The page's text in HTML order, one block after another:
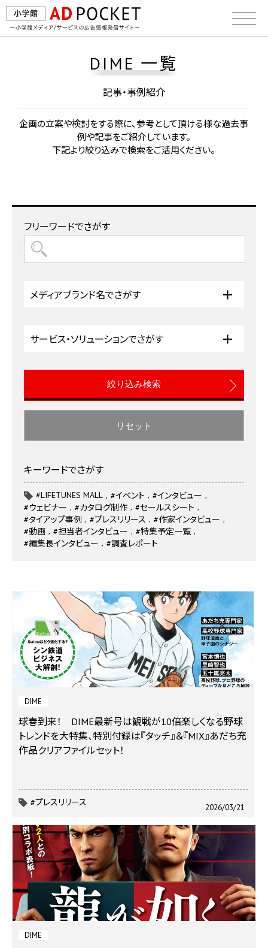
DIME 一覧
記事・事例紹介
企画の⽴案や検討をする際に、参考として頂ける様な過去事
例や記事をご紹介しています。
下記より絞り込みで検索をご活⽤ください。
DIME
球春到来！ DIME最新号は観戦が10倍楽しくなる野球
トレンドを大特集、特別付録は『タッチ』＆『MIX』あだち充
作品クリアファイルセット！
2026/03/21
#プレスリリース
DIME
フリーワードでさがす
メディアブランド名でさがす
サービス・ソリューションでさがす
リセット
キーワードでさがす
#LIFETUNES MALL #イベント
#インタビュー
#ウェビナー
#カタログ制作
#セールスシート
#タイアップ事例
#プレスリリース
#作家インタビュー
#動画
#担当者インタビュー
#特集予定一覧
#編集長インタビュー
#調査レポート